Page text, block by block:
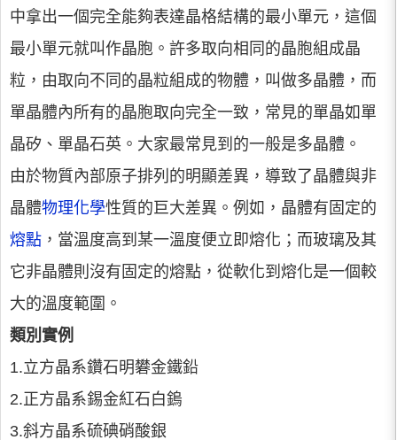
中拿出一個完全能夠表達晶格結構的最小單元，這個
最小單元就叫作晶胞。許多取向相同的晶胞組成晶
粒，由取向不同的晶粒組成的物體，叫做多晶體，而
單晶體內所有的晶胞取向完全一致，常見的單晶如單
晶矽、單晶石英。大家最常見到的一般是多晶體。
由於物質內部原子排列的明顯差異，導致了晶體與非
晶體物理化學性質的巨大差異。例如，晶體有固定的
熔點 ，當溫度高到某一溫度便立即熔化；而玻璃及其
它非晶體則沒有固定的熔點，從軟化到熔化是一個較
大的溫度範圍。
類別實例
1.立方晶系鑽石明礬金鐵鉛
2.正方晶系錫金紅石白鎢
3.斜方晶系硫碘硝酸銀